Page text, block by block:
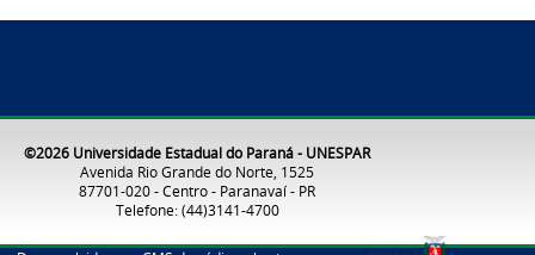
©2026 Universidade Estadual do Paraná - UNESPAR
Avenida Rio Grande do Norte, 1525
87701-020 - Centro - Paranavaí - PR
Telefone: (44)3141-4700